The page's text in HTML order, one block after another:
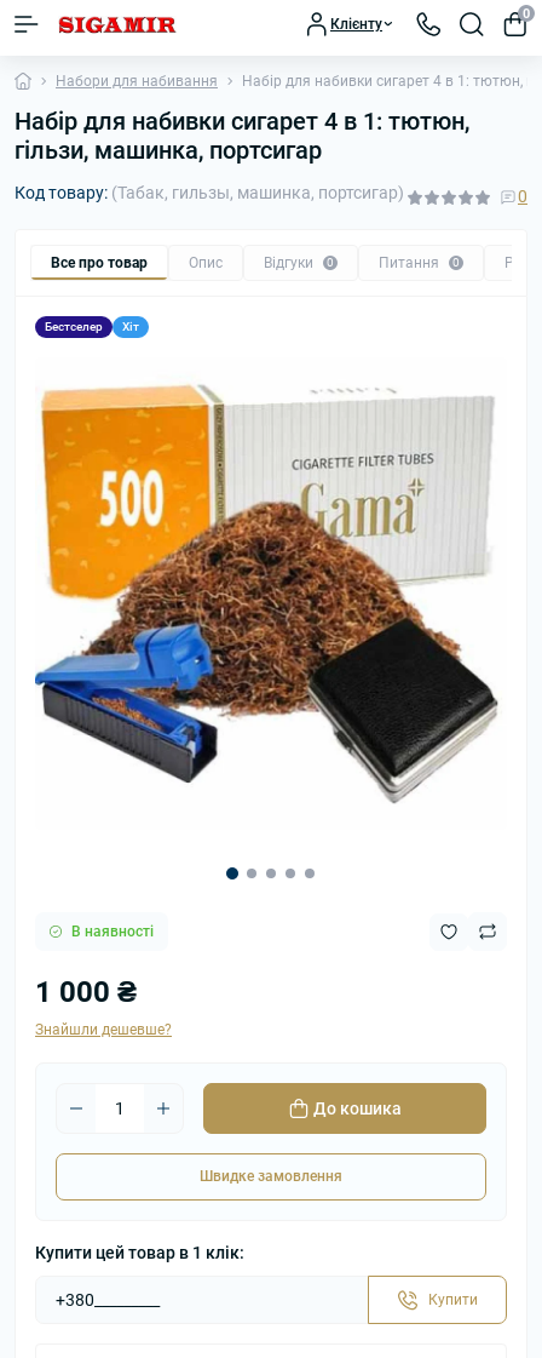
Клієнту
0
Набори для набивання Набір для набивки сигарет 4 в 1: тютюн,
Набір для набивки сигарет 4 в 1: тютюн,
гільзи, машинка, портсигар
Код товару: (Табак, гильзы, машинка, портсигар) 0
Все про товар Опис Відгуки 0 Питання 0
Бестселер Хіт
В наявності
1 000 ₴
Знайшли дешевше?
До кошика
Швидке замовлення
Купити цей товар в 1 клік:
Купити